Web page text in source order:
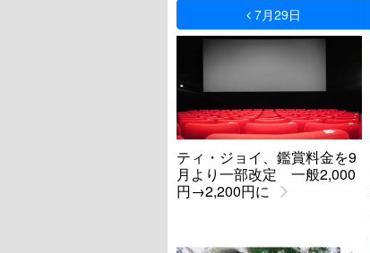
7月29日
ティ・ジョイ、鑑賞料金を9
月より一部改定 一般2,000
円→2,200円に